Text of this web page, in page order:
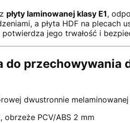
płyty laminowanej klasy E1,
a płyta HDF na plecach
potwierdza jego trwałość i
do przechowywania
dwustronnie
obrzeże PCV/ABS 2 mm